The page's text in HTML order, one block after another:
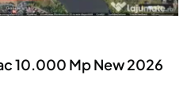
10.000 Mp New 2026